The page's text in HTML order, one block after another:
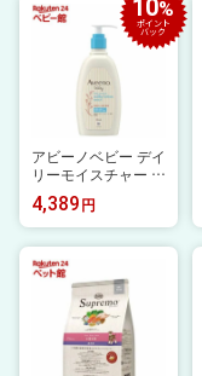
ビス 5種 11缶 EC 限
定パッケージ『GIF
T』 内祝い 誕生日 プ
レゼント 御中元 お
中元ビール 日付指定
アビーノベビー デイ
リーモイスチャー ミ
ルキーローション(3
54ml)【アビーノベビ
ー】[ベビーローショ
ン 低刺激 無着色 無
香料 敏感肌 保湿]
4,389 円
10%
ポイント
バック